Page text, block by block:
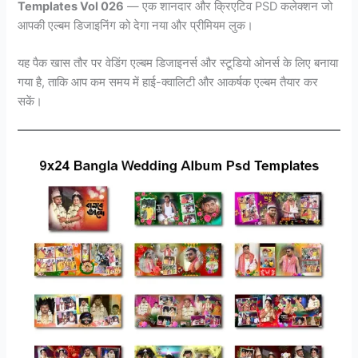
Templates Vol 026 — एक शानदार और क्रिएटिव PSD कलेक्शन जो
आपकी एल्बम डिजाइनिंग को देगा नया और प्रीमियम लुक।
यह पैक खास तौर पर वेडिंग एल्बम डिजाइनर्स और स्टूडियो ओनर्स के लिए बनाया
गया है, ताकि आप कम समय में हाई-क्वालिटी और आकर्षक एल्बम तैयार कर
सकें।